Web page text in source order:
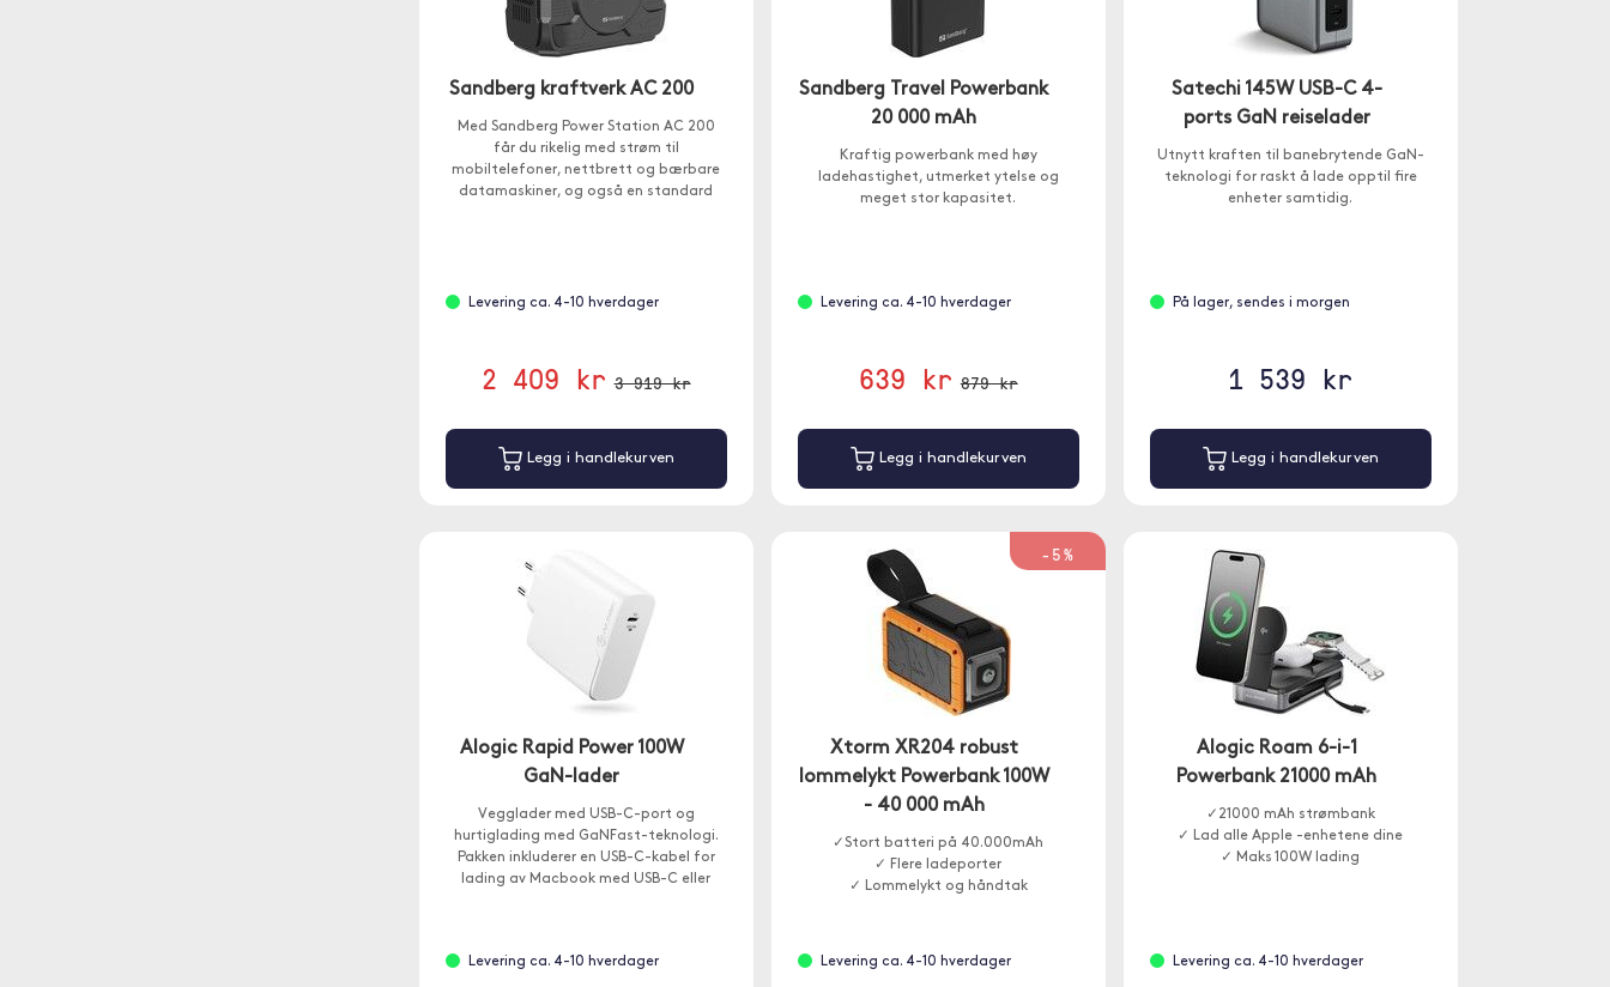
Sandberg kraftverk AC 200
Med Sandberg Power Station AC 200
får du rikelig med strøm til
mobiltelefoner, nettbrett og bærbare
datamaskiner, og også en standard
Levering ca. 4-10 hverdager
2 409 kr 3 919 kr
Legg i handlekurven
Sandberg Travel Powerbank
20 000 mAh
Kraftig powerbank med høy
ladehastighet, utmerket ytelse og
meget stor kapasitet.
Levering ca. 4-10 hverdager
639 kr 879 kr
Legg i handlekurven
Satechi 145W USB-C 4-
ports GaN reiselader
Utnytt kraften til banebrytende GaN-
teknologi for raskt å lade opptil fire
enheter samtidig.
På lager, sendes i morgen
1 539 kr
Legg i handlekurven
Alogic Rapid Power 100W
GaN-lader
Vegglader med USB-C-port og
hurtiglading med GaNFast-teknologi.
Pakken inkluderer en USB-C-kabel for
lading av Macbook med USB-C eller
Levering ca. 4-10 hverdager
-5%
Xtorm XR204 robust
lommelykt Powerbank 100W
- 40 000 mAh
✓Stort batteri på 40.000mAh
✓ Flere ladeporter
✓ Lommelykt og håndtak
Levering ca. 4-10 hverdager
Alogic Roam 6-i-1
Powerbank 21000 mAh
✓21000 mAh strømbank
✓ Lad alle Apple -enhetene dine
✓ Maks 100W lading
Levering ca. 4-10 hverdager